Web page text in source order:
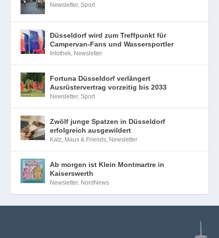
Newsletter,Sport
Düsseldorf wird zum Treffpunkt für
Campervan-Fans und Wassersportler
Infothek Newsletter
Fortuna Düsseldorf verlängert
Ausrüstervertrag vorzeitig bis 2033
Newsletter,Sport
Zwölf junge Spatzen in Düsseldorf
erfolgreich ausgewildert
Katz, Maus & Friends Newsletter
Ab morgen ist Klein Montmartre in
Kaiserswerth
Newsletter, NordNews